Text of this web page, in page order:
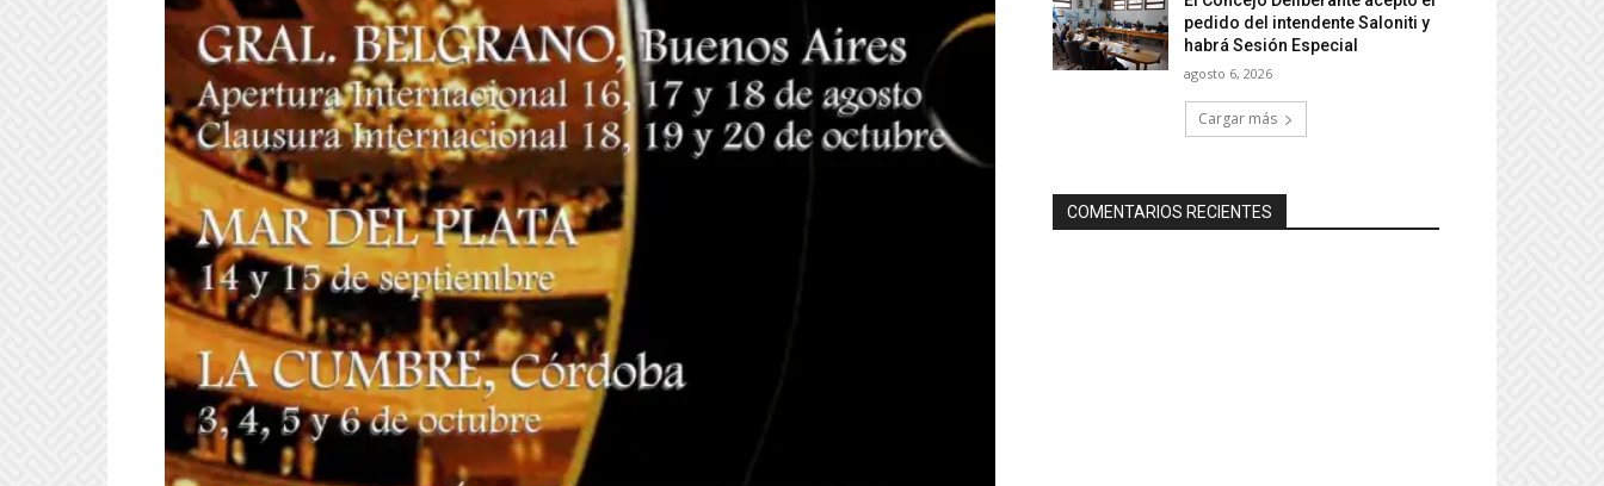
pedido del intendente Saloniti y
habrá Sesión Especial
agosto 6, 2026
Cargar más
COMENTARIOS RECIENTES